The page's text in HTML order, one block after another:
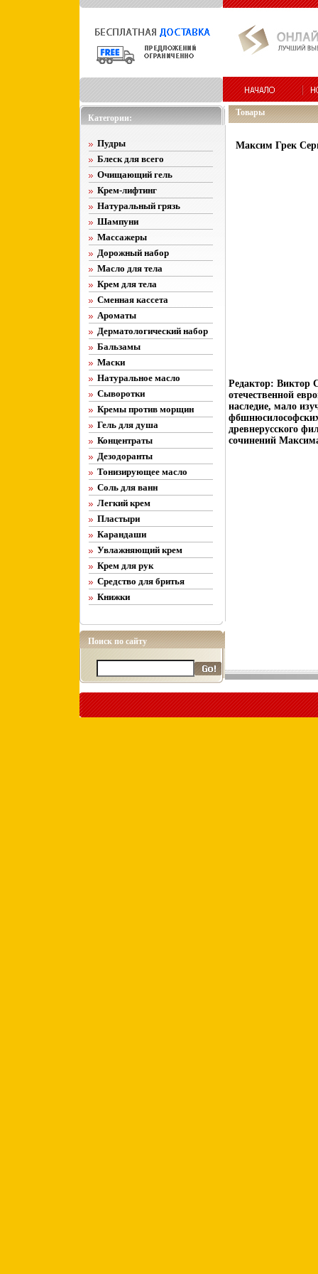
Категории:
Пудры
Блеск для всего
Очищающий гель
Крем-лифтинг
Натуральный грязь
Шампуни
Массажеры
Дорожный набор
Масло для тела
Крем для тела
Сменная кассета
Ароматы
Дерматологический набор
Бальзамы
Маски
Натуральное масло
Сыворотки
Кремы против морщин
Гель для душа
Концентраты
Дезодоранты
Тонизирующее масло
Соль для ванн
Легкий крем
Пластыри
Карандаши
Увлажняющий крем
Крем для рук
Средство для бритья
Книжки
Поиск по сайту
Товары
Максим Грек
Редактор: Виктор
отечественной
наследие, мало
древнерусского
сочинений